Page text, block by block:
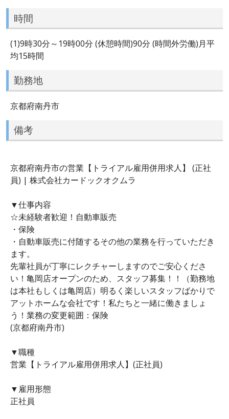
時間
(1)9時30分～19時00分 (休憩時間)90分 (時間外労働)月平
均15時間
勤務地
京都府南丹市
備考
京都府南丹市の営業【トライアル雇用併用求人】 (正社
員) | 株式会社カードックオクムラ
▼仕事内容
☆未経験者歓迎！自動車販売
・保険
・自動車販売に付随するその他の業務を行っていただき
ます。
先輩社員が丁寧にレクチャーしますのでご安心くださ
い！亀岡店オープンのため、スタッフ募集！！（勤務地
は本社もしくは亀岡店）明るく楽しいスタッフばかりで
アットホームな会社です！私たちと一緒に働きましょ
う！業務の変更範囲：保険
(京都府南丹市)
▼職種
営業【トライアル雇用併用求人】(正社員)
▼雇用形態
正社員